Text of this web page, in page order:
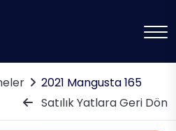
2021 Mangusta 165
Satılık Yatlara Geri Dön